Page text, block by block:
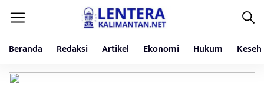
Beranda Redaksi Artikel Ekonomi Hukum